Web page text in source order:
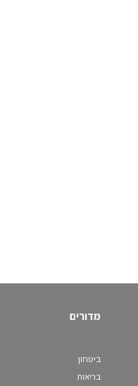
מדורים
ביטחון
בריאות